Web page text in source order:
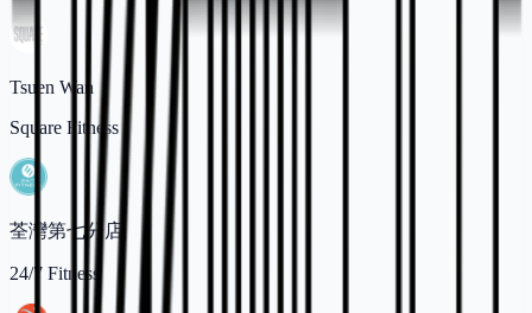
Tsuen Wan
Square Fitness
荃灣第七分店
24/7 Fitness